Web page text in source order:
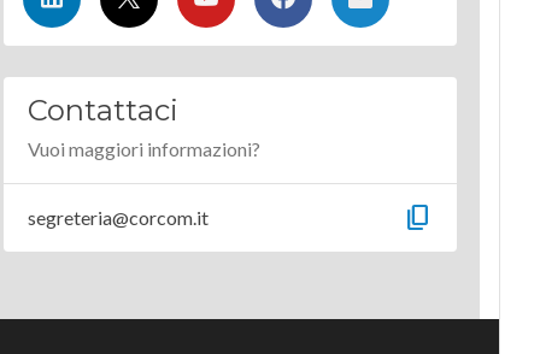
Contattaci
Vuoi maggiori informazioni?
segreteria@corcom.it content_copy